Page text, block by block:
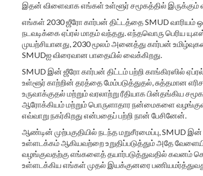
இதன் விளைவாக எங்கள் உள்ளூர் சமூகத்தில் இருக்கும்
எங்கள் 2030 ஜீரோ கார்பன் திட்டத்தை SMUD வாரியம்
நடவடிக்கை ஏப்ரல் மாதம் வந்தது. எந்தவொரு பெரிய
முயற்சியானது, 2030 மூலம் அனைத்து கார்பன்
SMUDஐ விரைவான பாதையில் வைக்கிறது.
SMUD இன் ஜீரோ கார்பன் திட்டம் பற்றி காங்கிரஸில்
உள்ளூர் காற்றின் தரத்தை மேம்படுத்துதல், சுத்தமான
உருவாக்குதல் மற்றும் வரலாற்று ரீதியாக பின்தங்கிய
ஆரோக்கியம் மற்றும் பொருளாதார நன்மைகளை
எவ்வாறு நகர்கிறது என்பதைப் பற்றி நான் பேசினேன்.
ஆண்டின் முற்பகுதியில் நடந்த மறுசீரமைப்பு, SMUD
உள்ளடக்கம் ஆகியவற்றை உறுதிப்படுத்தும் அதே
வழங்குவதற்கு எங்களைத் தயார்படுத்துவதில் கவனம்
உள்ளடக்கிய எங்கள் முதல் இயக்குனரை